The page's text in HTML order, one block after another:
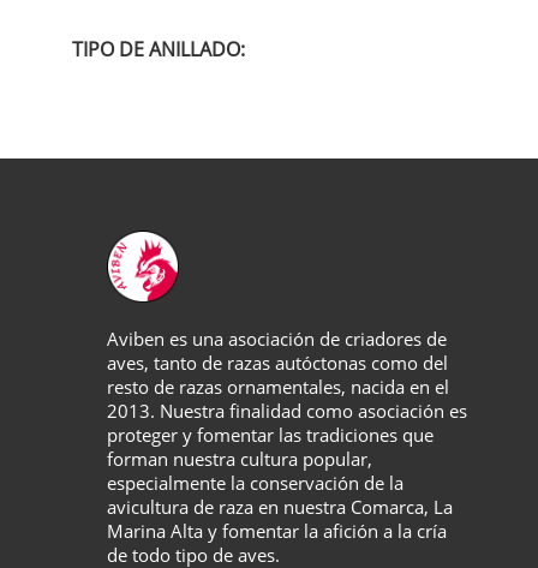
TIPO DE ANILLADO:
Aviben es una asociación de criadores de
aves, tanto de razas autóctonas como del
resto de razas ornamentales, nacida en el
2013. Nuestra finalidad como asociación es
proteger y fomentar las tradiciones que
forman nuestra cultura popular,
especialmente la conservación de la
avicultura de raza en nuestra Comarca, La
Marina Alta y fomentar la afición a la cría
de todo tipo de aves.